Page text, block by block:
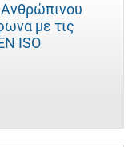
με τις
ISO